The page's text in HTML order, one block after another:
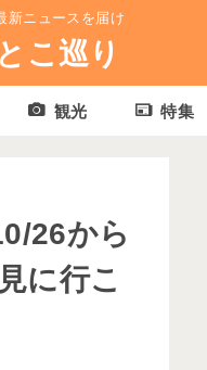
新ニュースを届け
こ巡り
観光 特集
26から
に行こ